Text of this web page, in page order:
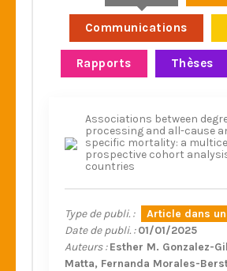
Communications
Rapports Thèses
Associations between
processing and all-cause
specific mortality: a
prospective cohort
countries
Type de publi. :
Article dans
Date de publi. : 01/01/2025
Auteurs : Esther M. Gonzalez-Gil
Matta Fernanda Morales-